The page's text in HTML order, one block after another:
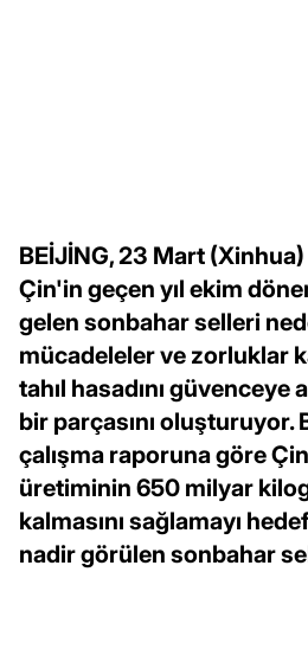
BEİJİNG, 23 Mart
Çin'in geçen yıl ekim
gelen sonbahar selleri
mücadeleler ve zorluklar
tahıl hasadını güvenceye
bir parçasını oluşturuyor.
çalışma raporuna göre
üretiminin 650 milyar
kalmasını sağlamayı
nadir görülen sonbahar